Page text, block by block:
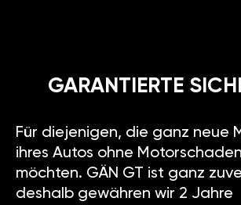
GARANTIERTE
Für diejenigen, die ganz neue
ihres Autos ohne
möchten. GÄN GT ist ganz
deshalb gewähren wir 2 Jahre